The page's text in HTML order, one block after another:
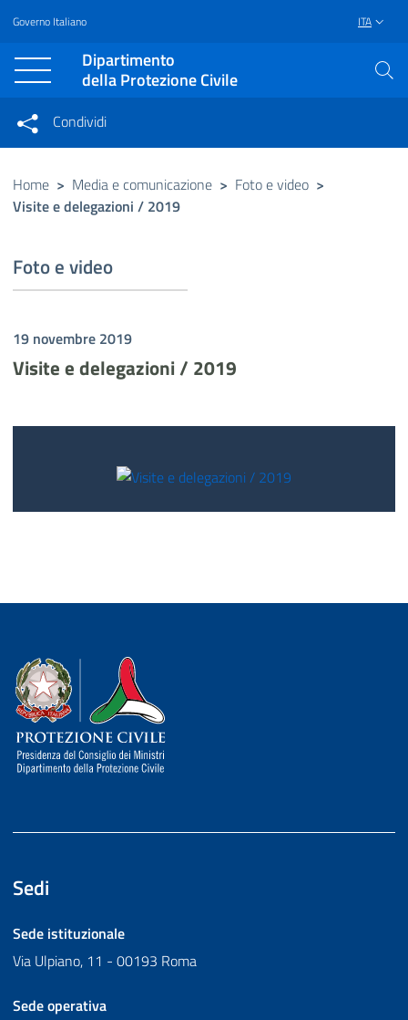
Vai al contenuto principale
Raggiungi il piè di pagina
Governo Italiano ITA
Dipartimento
della Protezione Civile
Condividi su Facebook
Condividi su Twitter
Condividi su LinkedIn
Condividi
Condividi sui social network
Home > Media e comunicazione > Foto e video >
Visite e delegazioni / 2019
Foto e video
19 novembre 2019
Visite e delegazioni / 2019
Dipartimento della Protezione Civile
Sedi
Sede istituzionale
Via Ulpiano, 11 - 00193 Roma
Sede operativa